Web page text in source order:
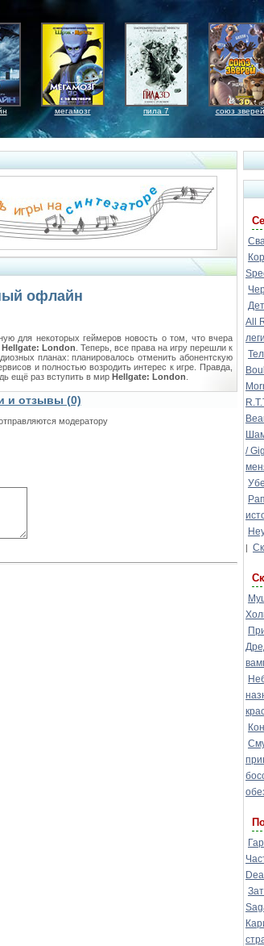
мегамозг пила 7 союз зверей
офлайн
для некоторых геймеров новость о том, что вчера
London . Теперь, все права на игру перешли к
планах: планировалось отменить абонентскую
и полностью возродить интерес к игре. Правда,
ещё раз вступить в мир Hellgate: London
и отзывы (0)
модератору
All
/
|